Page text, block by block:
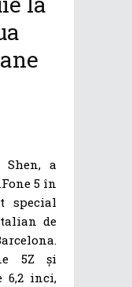
Shen, a
5 în
special
de
5Z și
6,2 inci,